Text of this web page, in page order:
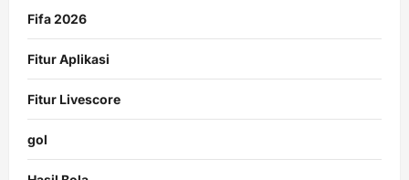
Fifa 2026
Fitur Aplikasi
Fitur Livescore
gol